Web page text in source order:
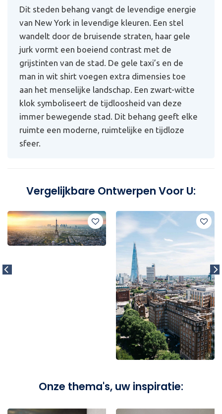
Dit steden behang vangt de levendige energie
van New York in levendige kleuren. Een stel
wandelt door de bruisende straten, haar gele
jurk vormt een boeiend contrast met de
grijstinten van de stad. De gele taxi’s en de
man in wit shirt voegen extra dimensies toe
aan het menselijke landschap. Een zwart-witte
klok symboliseert de tijdloosheid van deze
immer bewegende stad. Dit behang geeft elke
ruimte een moderne, ruimtelijke en tijdloze
sfeer.
Vergelijkbare Ontwerpen Voor U:
Onze thema's, uw inspiratie: